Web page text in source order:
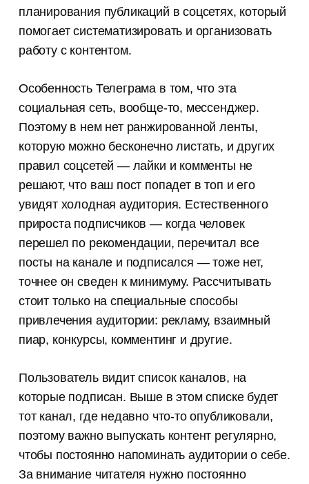
планирования публикаций в соцсетях, который
помогает систематизировать и организовать
работу с контентом.
Особенность Телеграма в том, что эта
социальная сеть, вообще-то, мессенджер.
Поэтому в нем нет ранжированной ленты,
которую можно бесконечно листать, и других
правил соцсетей — лайки и комменты не
решают, что ваш пост попадет в топ и его
увидят холодная аудитория. Естественного
прироста подписчиков — когда человек
перешел по рекомендации, перечитал все
посты на канале и подписался — тоже нет,
точнее он сведен к минимуму. Рассчитывать
стоит только на специальные способы
привлечения аудитории: рекламу, взаимный
пиар, конкурсы, комментинг и другие.
Пользователь видит список каналов, на
которые подписан. Выше в этом списке будет
тот канал, где недавно что-то опубликовали,
поэтому важно выпускать контент регулярно,
чтобы постоянно напоминать аудитории о себе.
За внимание читателя нужно постоянно